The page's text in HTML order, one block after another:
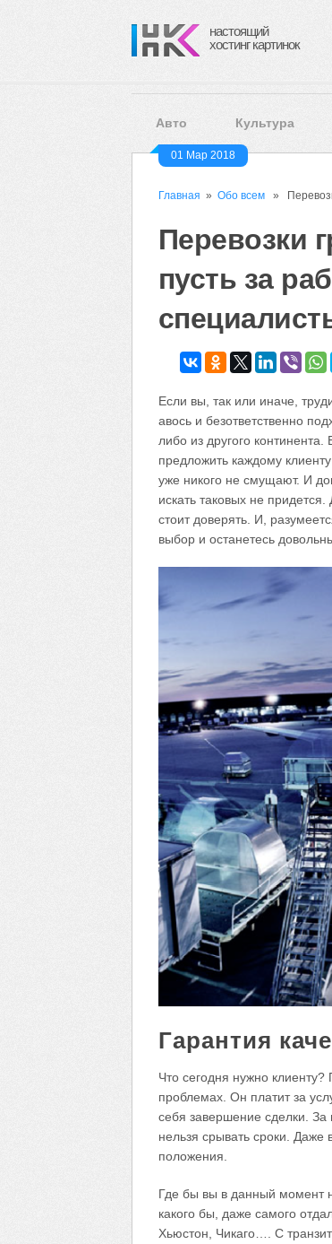
настоящий
хостинг картинок
Авто Культура
01 Мар 2018
Главная » Обо всем»
Перевозки
пусть за
Если вы, так или иначе,
авось и безответственно
либо из другого
предложить каждому
уже никого не смущают. И
искать таковых не
стоит доверять. И,
выбор и останетесь
Гарантия
Что сегодня нужно
проблемах. Он платит за
себя завершение сделки. За
нельзя срывать сроки.
положения.
Где бы вы в данный момент
какого бы, даже самого
Хьюстон, Чикаго…. С